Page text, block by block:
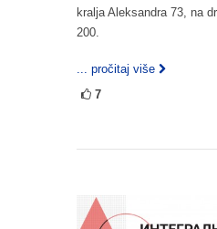
kralja Aleksandra 73, na
200.
... pročitaj više
7